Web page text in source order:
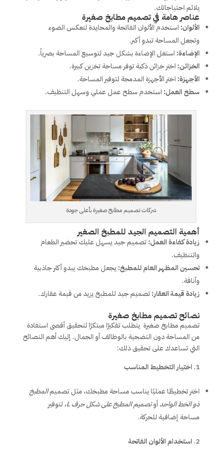
يلائم احتياجاتك.
عناصر هامة في تصميم مطابخ صغيرة
الألوان: استخدم الألوان الفاتحة والمحايدة لتعكس الضوء
وتجعل المساحة تبدو أكبر.
الإضاءة: استغل الإضاءة بشكل جيد لتوسيع المساحة بصرياً.
الخزائن: اختر خزائن ذكية توفر مساحة تخزين كبيرة.
الأجهزة: اختر الأجهزة المدمجة لتوفير المساحة.
سطح العمل: استخدم سطح عمل عملي وسهل التنظيف.
شركات تصميم مطابخ صغيرة بأعلى جودة
أهمية التصميم الجيد للمطبخ الصغير
زيادة كفاءة العمل:تصميم جيد يسهل عليك تحضير الطعام
والتنظيف.
تحسين المظهر العام للمطبخ:يجعل مطبخك يبدو أكثر جاذبية
وأناقة.
زيادة قيمة العقار:تصميم جيد للمطبخ يزيد من قيمة عقارك.
نصائح تصميم مطابخ صغيرة
تصميم مطابخ صغيرة يتطلب تفكيرًا مبتكرًا لتحقيق أقصى استفادة
من المساحة دون التضحية بالوظائف أو الجمال. إليك أهم النصائح
التي تساعدك على تحقيق ذلك:
اختيار التخطيط المناسب
اختر تخطيطًا عمليًا يناسب مساحة مطبخك، مثل تصميمالمطبخ
ذو الخط الواحدأوتصميم المطبخ على شكل حرف ، لتوفير
مساحة إضافية للحركة.
استخدام الألوان الفاتحة